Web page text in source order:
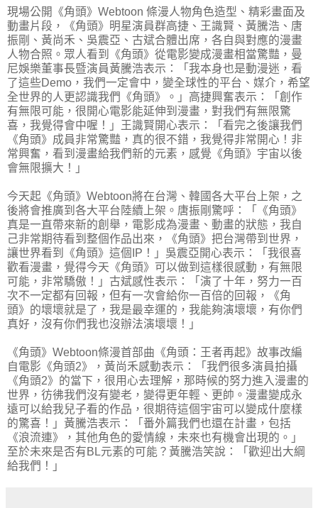
現場公開《角頭》Webtoon 條漫人物角色造型、精彩畫面及
動畫片段，《角頭》明星演員群高捷、王識賢、黃騰浩、唐
振剛、黃尚禾、吳震亞、古斌合體出席，各自與對應的漫畫
人物合照。眾人看到《角頭》從電影變成漫畫相當驚豔，曼
尼娛樂董事長暨演員黃騰浩表示：「我本身也是動漫迷，看
了這些Demo，我們一定會中，變全球性的平台、媒介，希望
全世界的人更認識我們《角頭》。」高捷興奮表示：「創作
有無限可能，很開心電影能延伸到漫畫，對我們有無限驚
喜，我覺得會中喔！」王識賢開心表示：「看完之後讓我們
《角頭》成員非常驚豔，真的很不錯，我覺得非常開心！非
常興奮，看到漫畫給我們新的元素，感覺《角頭》宇宙以後
會無限擴大！」
今天起《角頭》Webtoon將在台灣、韓國各大平台上架，之
後將會推廣到各大平台陸續上架。唐振剛驚呼：「《角頭》
真是一直帶來新的創舉，電影成為漫畫、動畫的狀態，我自
己非常期待看到整個作品出來，《角頭》把台灣帶到世界，
讓世界看到《角頭》這個IP！」吳震亞開心表示：「我很喜
歡看漫畫，覺得今天《角頭》可以做到這樣很感動，有無限
可能，非常驕傲！」古斌感性表示：「演了十年，努力一百
次不一定都有回報，但有一次會給你一百倍的回報，《角
頭》的壞壞就是了，我是最幸運的，我能夠演壞壞，有你們
真好，沒有你們我也沒辦法演壞壞！」
《角頭》Webtoon條漫首部曲《角頭：王者再起》故事改編
自電影《角頭2》，黃尚禾感動表示：「我們很多演員拍攝
《角頭2》的當下，很用心去理解，那時候的努力進入漫畫的
世界，彷彿我們沒有變老，變得更年輕、更帥。漫畫變成永
遠可以給我兒子看的作品，很期待這個宇宙可以變成什麼樣
的驚喜！」黃騰浩表示：「番外篇我們也還在計畫，包括
《浪流連》，其他角色的愛情線，未來也有機會出現的。」
至於未來是否有BL元素的可能？黃騰浩笑說：「歡迎出大綱
給我們！」